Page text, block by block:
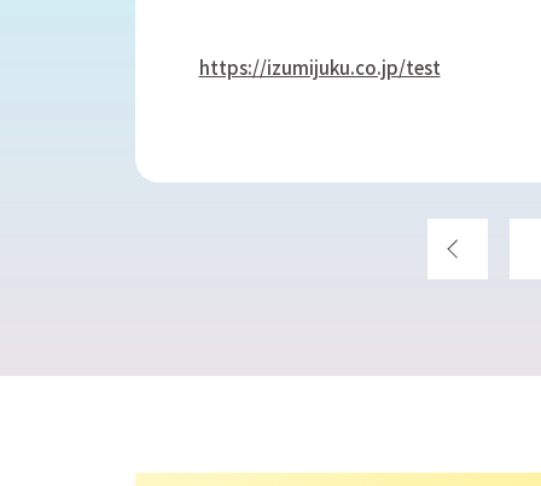
英検®対策個別コース
https://izumijuku.co.jp/test